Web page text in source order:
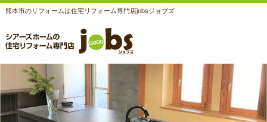
熊本市のリフォームは住宅リフォーム専門店jobsジョブズ